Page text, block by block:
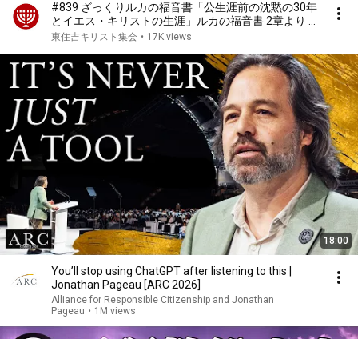
#839 ざっくりルカの福音書「公生涯前の沈黙の30年
とイエス・キリストの生涯」ルカの福音書 2章より 高
原剛一郎 2026年3月13日 レディースタイム ★再編集
東住吉キリスト集会 • 17K views
18:00
You’ll stop using ChatGPT after listening to this |
Jonathan Pageau [ARC 2026]
Alliance for Responsible Citizenship and Jonathan
Pageau • 1M views